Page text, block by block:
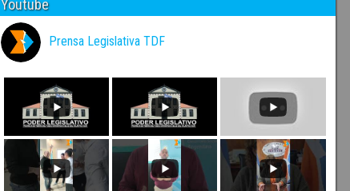
Youtube
Prensa Legislativa TDF